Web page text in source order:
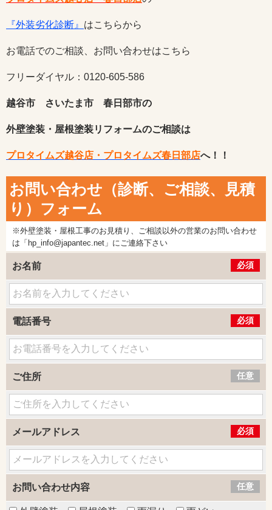
『外装劣化診断』 はこちらから
お電話でのご相談、お問い合わせはこちら
フリーダイヤル：0120-605-586
越谷市 さいたま市 春日部市の
外壁塗装・屋根塗装リフォームのご相談は
プロタイムズ越谷店・プロタイムズ春日部店へ！！
お問い合わせ（診断、ご相談、見積
り）フォーム
※外壁塗装・屋根工事のお見積り、ご相談以外の営業のお問い合わせ
は「hp_info@japantec.net」にご連絡下さい
お名前 必須
電話番号 必須
ご住所 任意
メールアドレス 必須
お問い合わせ内容 任意